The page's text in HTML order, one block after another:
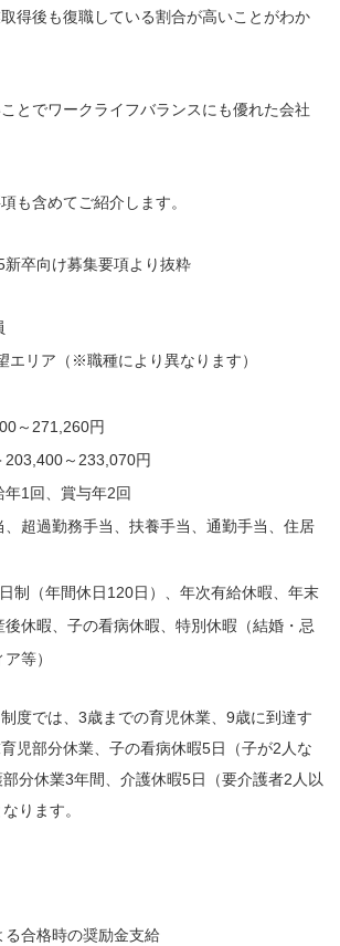
得後も復職している割合が高いことがわか
とでワークライフバランスにも優れた会社
も含めてご紹介します。
新卒向け募集要項より抜粋
エリア（※職種により異なります）
～271,260円
203,400～233,070円
1回、賞与年2回
、超過勤務手当、扶養手当、通勤手当、住居
制（年間休日120日）、年次有給休暇、年末
休暇、子の看病休暇、特別休暇（結婚・忌
等）
度では、3歳までの育児休業、9歳に到達す
児部分休業、子の看病休暇5日（子が2人な
分休業3年間、介護休暇5日（要介護者2人以
ります。
る合格時の奨励金支給